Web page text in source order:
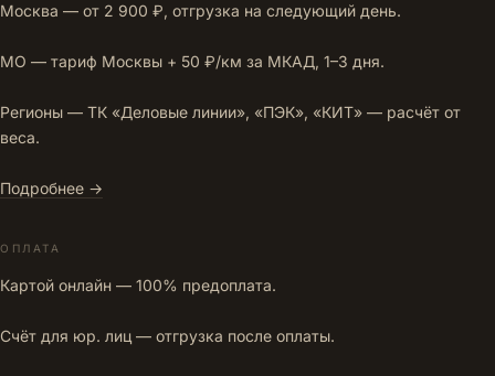
Москва — от 2 900 ₽, отгрузка на следующий день.
МО — тариф Москвы + 50 ₽/км за МКАД, 1–3 дня.
Регионы — ТК «Деловые линии», «ПЭК», «КИТ» — расчёт от
веса.
Подробнее →
ОПЛАТА
Картой онлайн — 100% предоплата.
Счёт для юр. лиц — отгрузка после оплаты.